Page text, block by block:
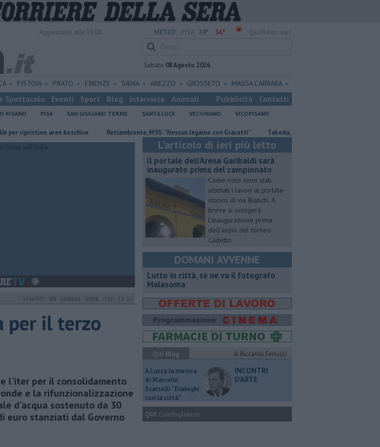
METEO: 24° 36°
Sabato 08 Agosto 2026
PISTOIA PRATO FIRENZE SIENA AREZZO GROSSETO MASSA CARRARA
Spettacolo Eventi Sport Blog Interviste Animali Pubblicità Contatti
PISANO PISA SAN GIULIANO TERME SANTA LUCE VECCHIANO VICOPISANO
aree boschive Retiambiente, M5S: "Nessun legame con Giacetti" Takeda, Pasqualino, "Il dialogo deve
VENERDÌ 03 LUGLIO 2026 ORE 19:30
per il terzo
l'iter per il consolidamento
e la rifunzionalizzazione
d'acqua sostenuto da 30
euro stanziati dal Governo
L'articolo di ieri più letto
Il portale dell'Arena Garibaldi sarà
inaugurato prima del campionato
Come noto sono stati
ultimati i lavori al portale
storico di via Bianchi. A
breve si svolgerà
l'inaugurazione prima
dell'inizio del torneo
Cadetto
DOMANI AVVENNE
Lutto in città, se ne va il fotografo
Malasoma
Qui Blog
di Riccardo Ferrucci
A Lucca la mostra
di Marcello
Scarselli “Dialoghi
con la città"
INCONTRI
D'ARTE
QUI Condoglianze